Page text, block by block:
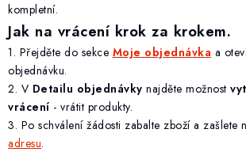
JARNÍ AKCE
VÝPRODEJ
ZAKÁZKOVÁ KOVOVÝROBA
HODNOCENÍ OBCHODU
kompletní.
Jak na vrácení krok za krokem.
1. Přejděte do sekce Moje objednávka a
objednávku.
2. V Detailu objednávky najděte možnost
vrácení - vrátit produkty.
3. Po schválení žádosti zabalte zboží a zašlete
adresu.